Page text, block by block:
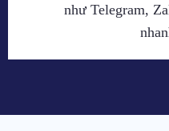
như Telegram,